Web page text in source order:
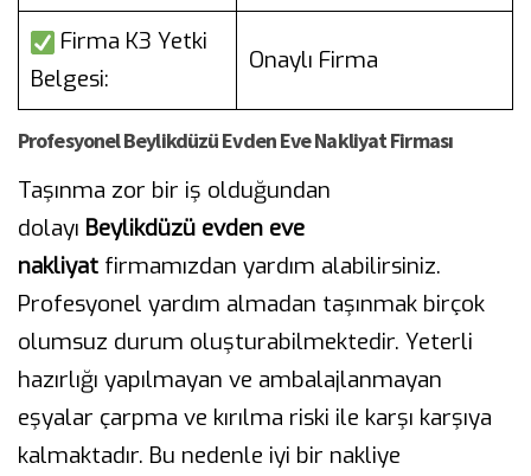
Firma K3 Yetki
Belgesi:
Onaylı Firma
Profesyonel Beylikdüzü Evden Eve Nakliyat Firması
Taşınma zor bir iş olduğundan
dolayı Beylikdüzü evden eve
nakliyat firmamızdan yardım alabilirsiniz.
Profesyonel yardım almadan taşınmak birçok
olumsuz durum oluşturabilmektedir. Yeterli
hazırlığı yapılmayan ve ambalajlanmayan
eşyalar çarpma ve kırılma riski ile karşı karşıya
kalmaktadır. Bu nedenle iyi bir nakliye